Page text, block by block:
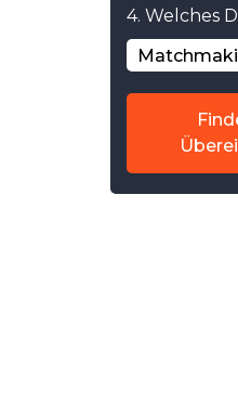
4. Welches